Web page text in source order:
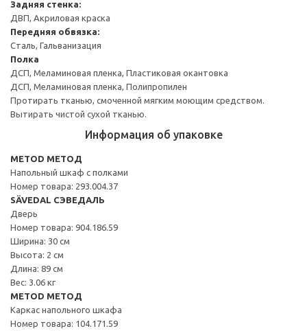
Задняя стенка:
ДВП, Акриловая краска
Передняя обвязка:
Сталь, Гальванизация
Полка
ДСП, Меламиновая пленка, Пластиковая окантовка
ДСП, Меламиновая пленка, Полипропилен
Протирать тканью, смоченной мягким моющим средством.
Вытирать чистой сухой тканью.
Информация об упаковке
METOD МЕТОД
Напольный шкаф с полками
Номер товара: 293.004.37
SÄVEDAL СЭВЕДАЛЬ
Дверь
Номер товара: 904.186.59
Ширина: 30 см
Высота: 2 см
Длина: 89 см
Вес: 3.06 кг
METOD МЕТОД
Каркас напольного шкафа
Номер товара: 104.171.59